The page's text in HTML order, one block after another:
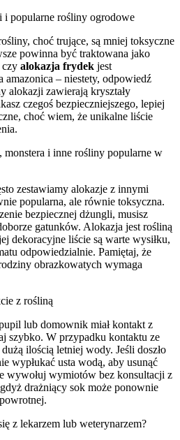
i popularne rośliny ogrodowe
choć trujące, są mniej toksyczne
powinna być traktowana jako
czy alokazja frydek jest
amazonica – niestety, odpowiedź
alokazji zawierają kryształy
czegoś bezpieczniejszego, lepiej
choć wiem, że unikalne liście
i inne rośliny popularne w
zestawiamy alokazje z innymi
popularna, ale równie toksyczna.
bezpiecznej dżungli, musisz
gatunków. Alokazja jest rośliną
dekoracyjne liście są warte wysiłku,
odpowiedzialnie. Pamiętaj, że
obrazkowatych wymaga
z rośliną
lub domownik miał kontakt z
szybko. W przypadku kontaktu ze
ilością letniej wody. Jeśli doszło
wypłukać usta wodą, aby usunąć
wywołuj wymiotów bez konsultacji z
drażniący sok może ponownie
z lekarzem lub weterynarzem?